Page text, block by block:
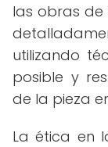
las obras
utilizando
posible y
de la pieza
La ética en